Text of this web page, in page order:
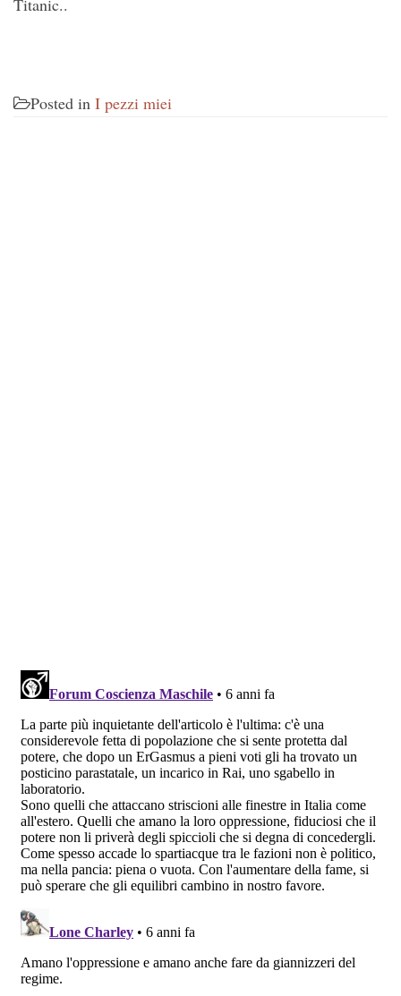
Titanic..
Posted in I pezzi miei